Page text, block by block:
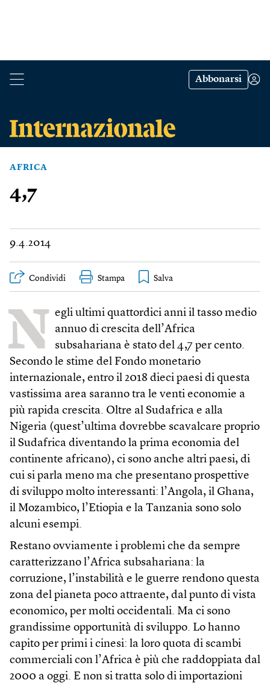
Abbonarsi
AFRICA
4,7
9.4.2014
Condividi Stampa
N egli ultimi quattordici anni il tasso medio
annuo di crescita dell’Africa
subsahariana è stato del 4,7 per cento.
Secondo le stime del Fondo monetario
internazionale, entro il 2018 dieci paesi di questa
vastissima area saranno tra le venti economie a
più rapida crescita. Oltre al Sudafrica e alla
Nigeria (quest’ultima dovrebbe scavalcare proprio
il Sudafrica diventando la prima economia del
continente africano), ci sono anche altri paesi, di
cui si parla meno ma che presentano prospettive
di sviluppo molto interessanti: l’Angola, il Ghana,
il Mozambico, l’Etiopia e la Tanzania sono solo
alcuni esempi.
Restano ovviamente i problemi che da sempre
caratterizzano l’Africa subsahariana: la
corruzione, l’instabilità e le guerre rendono questa
zona del pianeta poco attraente, dal punto di vista
economico, per molti occidentali. Ma ci sono
grandissime opportunità di sviluppo. Lo hanno
capito per primi i cinesi: la loro quota di scambi
commerciali con l’Africa è più che raddoppiata dal
2000 a oggi. E non si tratta solo di importazioni